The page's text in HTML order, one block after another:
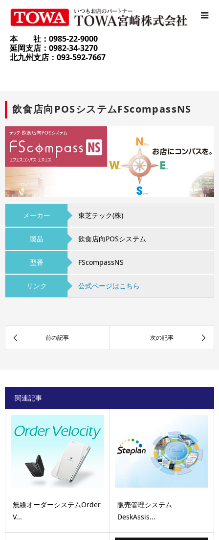
本 社：0985-22-9000
延岡支店：0982-34-3270
北九州支店：093-592-7667
飲食店向POSシステムFScompassNS
メーカー 東芝テック(株)
製品 飲食店向POSシステム
型番 FScompassNS
リンク 公式ページはこちら
関連記事
無線オーダーシステムOrder
V...
販売管理システム
DeskAssis...